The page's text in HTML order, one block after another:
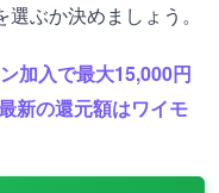
ぶか決めましょう。
加入で最大15,000円
新の還元額はワイモ